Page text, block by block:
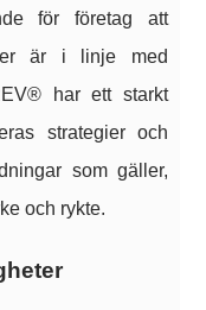
för företag att
är i linje med
har ett starkt
strategier och
som gäller,
och rykte.